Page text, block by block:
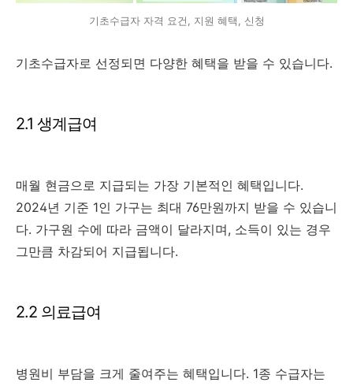
기초수급자 자격 요건, 지원 혜택, 신청
기초수급자로 선정되면 다양한 혜택을 받을 수 있습니다.
2.1 생계급여
매월 현금으로 지급되는 가장 기본적인 혜택입니다.
2024년 기준 1인 가구는 최대 76만원까지 받을 수 있습니
다. 가구원 수에 따라 금액이 달라지며, 소득이 있는 경우
그만큼 차감되어 지급됩니다.
2.2 의료급여
병원비 부담을 크게 줄여주는 혜택입니다. 1종 수급자는